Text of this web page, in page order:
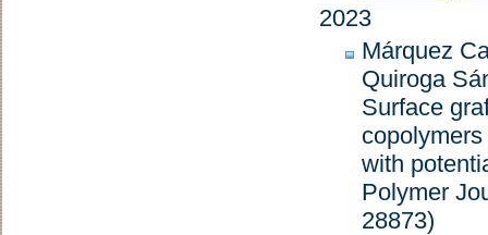
2023
Márquez
Quiroga
Surface
with
Polymer
28873)